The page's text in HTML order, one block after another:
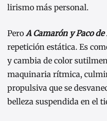
lirismo más personal.
Pero A Camarón y Paco de
repetición estática. Es
y cambia de color
maquinaria rítmica,
propulsiva que se
belleza suspendida en el